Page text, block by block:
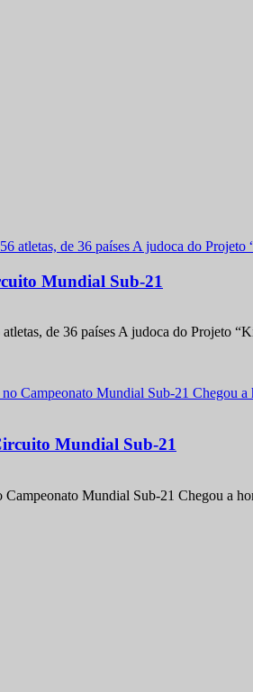
Mundial Sub-21
de 36 países A judoca do
Mundial Sub-21
Mundial Sub-21 Chegou a